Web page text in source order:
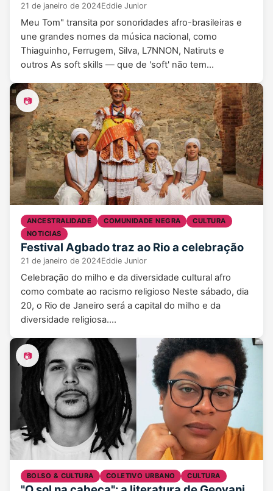
21 de janeiro de 2024Eddie Junior
Meu Tom" transita por sonoridades afro-brasileiras e
une grandes nomes da música nacional, como
Thiaguinho, Ferrugem, Silva, L7NNON, Natiruts e
outros As soft skills — que de 'soft' não tem…
📷
ANCESTRALIDADE COMUNIDADE NEGRA
CULTURA
NOTICIAS
Festival Agbado traz ao Rio a celebração
21 de janeiro de 2024Eddie Junior
Celebração do milho e da diversidade cultural afro
como combate ao racismo religioso Neste sábado, dia
20, o Rio de Janeiro será a capital do milho e da
diversidade religiosa.…
📷
BOLSO & CULTURA COLETIVO URBANO CULTURA